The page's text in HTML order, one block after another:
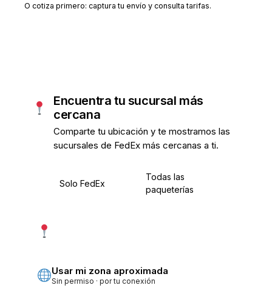
O cotiza primero: captura tu envío y consulta tarifas.
Encuentra tu sucursal más
cercana
Comparte tu ubicación y te mostramos las
sucursales de FedEx más cercanas a ti.
Solo FedEx
Todas las
paqueterías
Usar mi zona aproximada
Sin permiso · por tu conexión